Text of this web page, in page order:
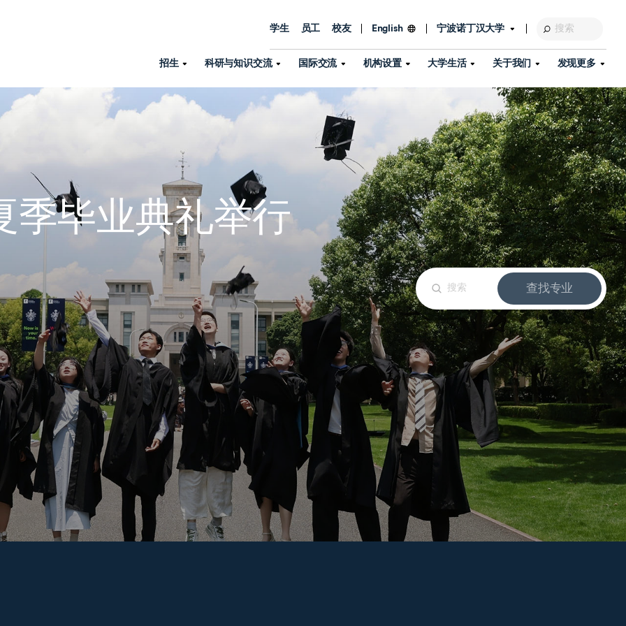
学生 员工 校友 English 宁波诺丁汉大学
招生
招生
本科
授课型硕士
研究型硕士、博士
工商管理硕士（MBA）
培训 & 暑期课程
政策
招生政策
学费与奖学金
如何申请
中国港澳台招生
全球招生
咨询我们
科研与知识交流
科研与知识交流
环境研究
健康研究
了解更多
杰出科研人物
可持续发展
科研诚信与科研伦理
科研成果库
商业化平台
国际交流
国际交流 国际交流与合作
全球招生
国际生申请就读宁诺
学生大使在线咨询
来宁波诺丁汉大学交换交流
在校生出国交换交流
海外暑期项目
国际合作伙伴
学生服务
中国港澳台事务办公室
国际学生服务
入境与签证
机构设置
机构设置 学院、机构以及部门
学院
诺丁汉大学商学院（中国）
人文与社会科学学院
生命健康学院
机构与部门
英语语言教学中心
研究生院
诺丁汉大学卓越灯塔计划（宁波）
行政服务部门
研究中心与科研机构
大学生活
大学生活 活动、体育、健康与医疗
教务办公室
学生事务与发展中心
学生服务中心
就业指导办公室
个人导师
艺术中心
学生公寓
毕业典礼
视频中心
关于我们
关于我们 了解宁波诺丁汉大学
大学战略
大学领导
荣誉与认证
可持续发展
品牌中心
信息公开
年度办学质量报告
360°全景看校园
发现更多
诺丁汉中心
员工/学生门户 校历
校园开放日
到访校园
图书馆
信息服务
资产处
孔子学院
季毕业典礼举行
查找专业